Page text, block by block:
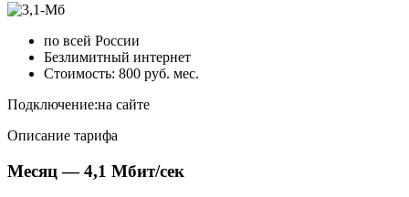
по всей России
Безлимитный интернет
Стоимость: 800 руб. мес.
Подключение:на сайте
Описание тарифа
Месяц — 4,1 Мбит/сек